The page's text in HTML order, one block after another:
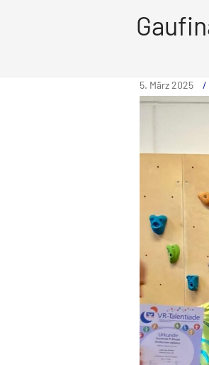
5. März 2025